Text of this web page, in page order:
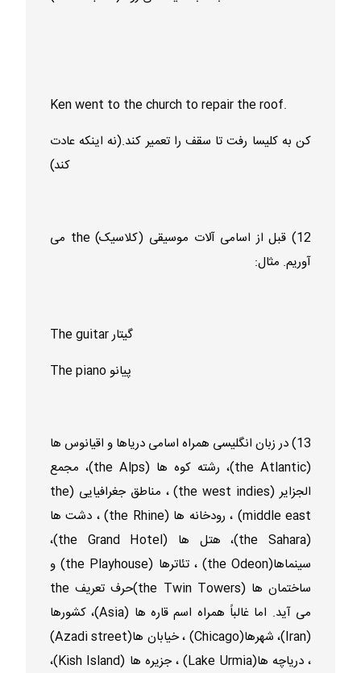
Ken went to the church to repair the roof.
کن به کلیسا رفت تا سقف را تعمیر کند.(نه اینکه عادت
کند)
12) قبل از اسامی آلات موسیقی (کلاسیک) the می
آوریم. مثال:
The guitar گیتار
The piano پیانو
13) در زبان انگلیسی همراه اسامی دریاها و اقیانوس ها
(the Atlantic)، رشته کوه ها (the Alps)، مجمع
الجزایر (the west indies) ، مناطق جغرافیایی (the
middle east) ، رودخانه ها (the Rhine) ، دشت ها
(the Sahara)، هتل ها (the Grand Hotel)،
سینماها(the Odeon) ، تئاترها (the Playhouse) و
ساختمان ها (the Twin Towers)حرف تعریف the
می آید. اما غالباً همراه اسم قاره ها (Asia)، کشورها
(Iran)، شهرها(Chicago) ، خیابان ها(Azadi street)
، دریاچه ها(Lake Urmia) ، جزیره ها (Kish Island)،